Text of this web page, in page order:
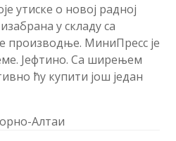
утиске о новој радној
у складу са
производње. МиниПресс је
Јефтино. Са ширењем
ћу купити још један
Алтаи